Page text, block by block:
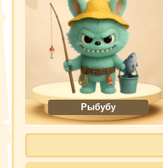
Рыбубу